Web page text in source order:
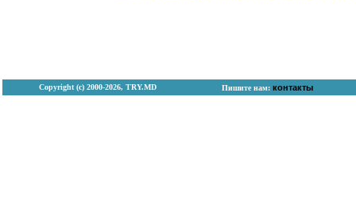
Copyright (с) 2000-2026, TRY.MD Пишите нам: контакты